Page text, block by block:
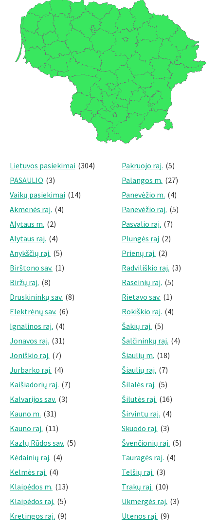
Lietuvos pasiekimai (304)
PASAULIO (3)
Vaikų pasiekimai (14)
Akmenės raj. (4)
Alytaus m. (2)
Alytaus raj. (4)
Anykščių raj. (5)
Birštono sav. (1)
Biržų raj. (8)
Druskininkų sav. (8)
Elektrėnų sav. (6)
Ignalinos raj. (4)
Jonavos raj. (31)
Joniškio raj. (7)
Jurbarko raj. (4)
Kaišiadorių raj. (7)
Kalvarijos sav. (3)
Kauno m. (31)
Kauno raj. (11)
Kazlų Rūdos sav. (5)
Kėdainių raj. (4)
Kelmės raj. (4)
Klaipėdos m. (13)
Klaipėdos raj. (5)
Kretingos raj. (9)
Pakruojo raj. (5)
Palangos m. (27)
Panevėžio m. (4)
Panevėžio raj. (5)
Pasvalio raj. (7)
Plungės raj (2)
Prienų raj. (2)
Radviliškio raj. (3)
Raseinių raj. (5)
Rietavo sav. (1)
Rokiškio raj. (4)
Šakių raj. (5)
Šalčininkų raj. (4)
Šiaulių m. (18)
Šiaulių raj. (7)
Šilalės raj. (5)
Šilutės raj. (16)
Širvintų raj. (4)
Skuodo raj. (3)
Švenčionių raj. (5)
Tauragės raj. (4)
Telšių raj. (3)
Trakų raj. (10)
Ukmergės raj. (3)
Utenos raj. (9)